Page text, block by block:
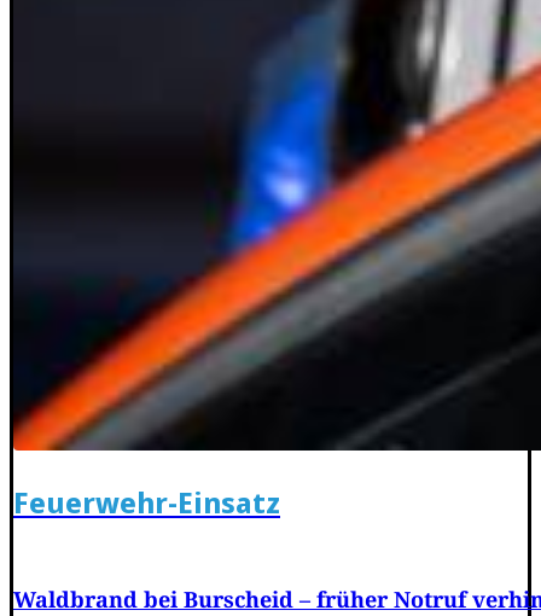
Feuerwehr-Einsatz
Waldbrand bei Burscheid – früher Notruf